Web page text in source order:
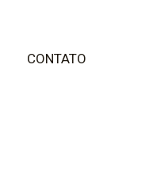
CONTATO